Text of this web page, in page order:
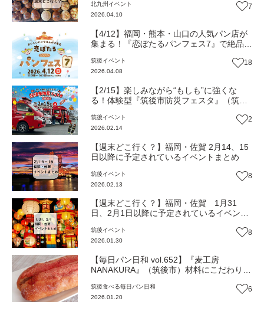
北九州 イベント
2026.04.10
7
【4/12】福岡・熊本・山口の人気パン店が
集まる！『恋ぼたるパンフェス7』で絶品パ
【イベント】
筑後イベント
2026.04.08
18
【2/15】楽しみながら“もしも”に強くな
る！体験型『筑後市防災フェスタ』（筑後
筑後イベント
2026.02.14
2
【週末どこ行く？】福岡・佐賀 2月14、15
日以降に予定されているイベントまとめ
筑後イベント
2026.02.13
8
【週末どこ行く？】福岡・佐賀 1月31
日、2月1日以降に予定されているイベント
筑後イベント
2026.01.30
8
【毎日パン日和 vol.652】『麦工房
NANAKURA』（筑後市）材料にこだわりお
パン】
筑後食べる毎日パン日和
2026.01.20
6